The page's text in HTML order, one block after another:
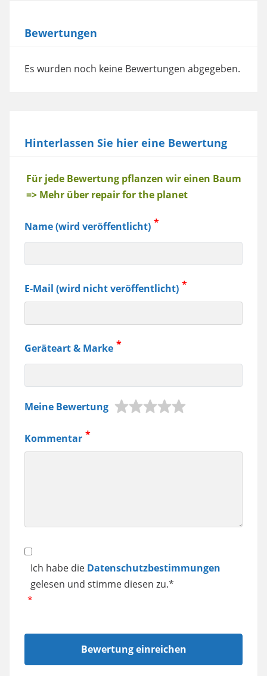
Bewertungen
Es wurden noch keine Bewertungen abgegeben.
Hinterlassen Sie hier eine Bewertung
Baum
Für jede Bewertung pflanzen wir einen Baum
=> Mehr über repair for the planet
Name (wird veröffentlicht)
E-Mail (wird nicht veröffentlicht)
Geräteart & Marke
Jura
Samsung
Meine Bewertung
Kommentar
Datenschutz
Ich habe die Datenschutzbestimmungen
gelesen und stimme diesen zu.*